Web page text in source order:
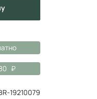
19210079